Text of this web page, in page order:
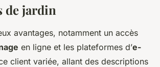
de jardin
avantages, notamment un accès
en ligne et les plateformes d’e-
client variée, allant des descriptions